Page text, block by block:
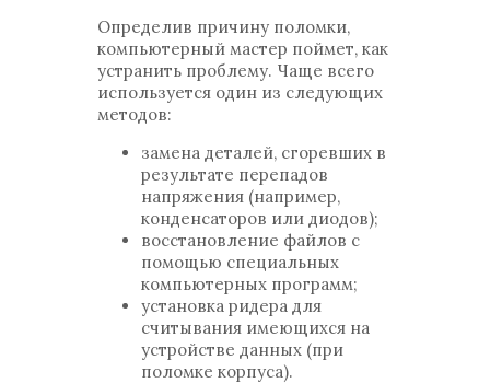
Определив причину поломки,
компьютерный мастер поймет, как
устранить проблему. Чаще всего
используется один из следующих
методов:
замена деталей, сгоревших в
результате перепадов
напряжения (например,
конденсаторов или диодов);
восстановление файлов с
помощью специальных
компьютерных программ;
установка ридера для
считывания имеющихся на
устройстве данных (при
поломке корпуса).